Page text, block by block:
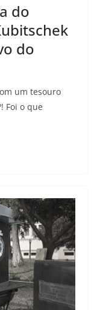
do
do
um tesouro
Foi o que